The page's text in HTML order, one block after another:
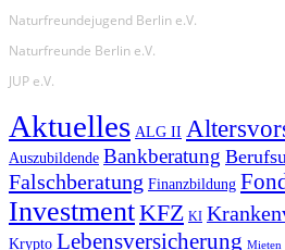
Naturfreundejugend Berlin e.V.
Naturfreunde Berlin e.V.
JUP e.V.
Aktuelles ALG II
Auszubildende Bankberatung
Falschberatung Finanzbildung
InvestmentKFZ KI
Krypto Lebensversicherung Mieten